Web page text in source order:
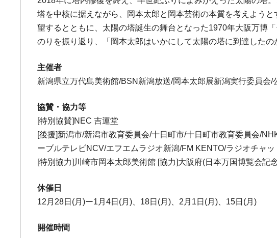
塔を中核に据えながら、岡本太郎と岡本芸術の本質を考えよう
望するとともに、太陽の塔誕生の舞台となった1970年大阪万博
のりを振り返り、「岡本太郎はいかにして太陽の塔に到達した
主催者
新潟県立万代島美術館/BSN新潟放送/岡本太郎展新潟実行委員会
協賛・協力等
[特別協賛]NEC 吉運堂
[後援]新潟市/新潟市教育委員会/十日町市/十日町市教育委員会/
ーブルテレビNCV/エフエムラジオ新潟/FM KENTO/ラジオチャ
[特別協力]川崎市岡本太郎美術館 [協力]大阪府(日本万国博覧会
休催日
12月28日(月)ー1月4日(月)、18日(月)、2月1日(月)、15日(月)
開催時間